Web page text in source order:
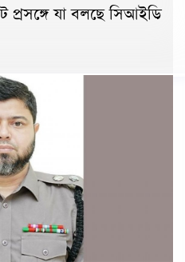
প্রসঙ্গে যা বলছে সিআইডি